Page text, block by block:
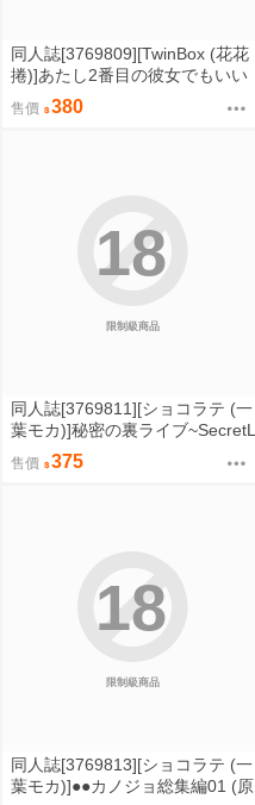
同人誌[3769809][TwinBox (花花
捲)]あたし2番目の彼女でもいい
よ (原創)
售價 380
限制級商品
18
同人誌[3769811][ショコラテ (一
葉モカ)]秘密の裏ライブ~SecretL
ive~ (蔚藍檔案)
售價 375
限制級商品
18
同人誌[3769813][ショコラテ (一
葉モカ)]●●カノジョ総集編01 (原